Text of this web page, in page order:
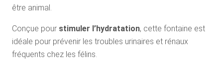
être animal.
Conçue pour stimuler l’hydratation, cette fontaine est
idéale pour prévenir les troubles urinaires et rénaux
fréquents chez les félins.